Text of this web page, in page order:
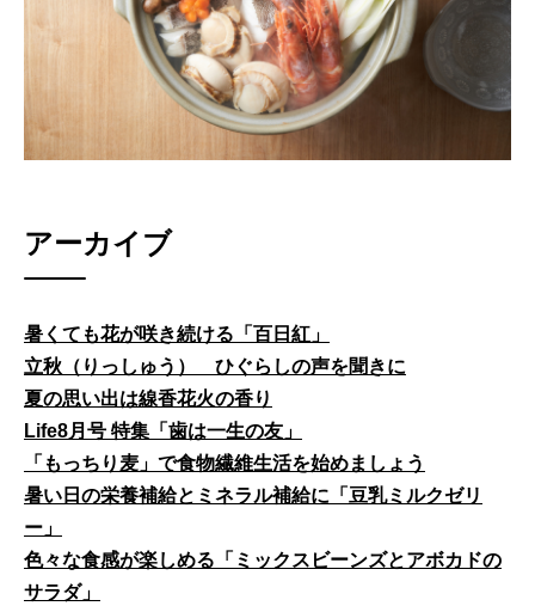
アーカイブ
暑くても花が咲き続ける「百日紅」
立秋（りっしゅう） ひぐらしの声を聞きに
夏の思い出は線香花火の香り
Life8月号 特集「歯は一生の友」
「もっちり麦」で食物繊維生活を始めましょう
暑い日の栄養補給とミネラル補給に「豆乳ミルクゼリ
ー」
色々な食感が楽しめる「ミックスビーンズとアボカドの
サラダ」